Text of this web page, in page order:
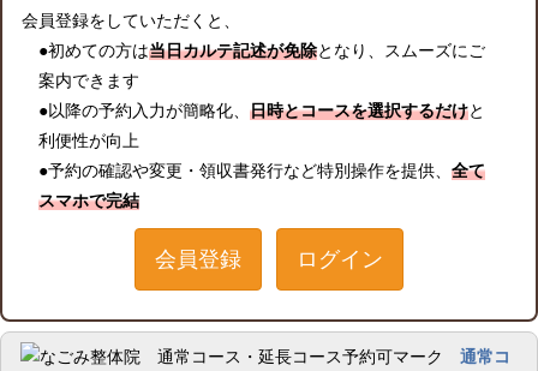
会員登録をしていただくと、
●初めての方は当日カルテ記述が免除となり、スムーズにご
案内できます
●以降の予約入力が簡略化、 日時とコースを選択するだけと
利便性が向上
●予約の確認や変更・領収書発行など特別操作を提供、 全て
スマホで完結
会員登録 ログイン
通常コ